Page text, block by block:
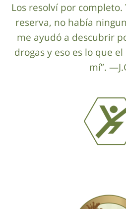
Los resolví por
reserva, no había
me ayudó a descubrir
drogas y eso es lo que
mí”.